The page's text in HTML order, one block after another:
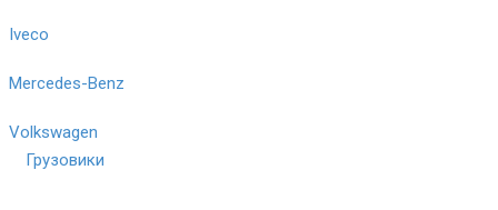
Iveco
Mercedes-Benz
Volkswagen
Грузовики